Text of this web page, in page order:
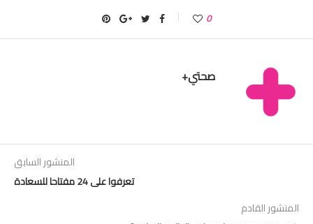
0
صحتي+
المنشور السابق
تعرفوا على 24 مفتاحا للسعادة
المنشور القادم